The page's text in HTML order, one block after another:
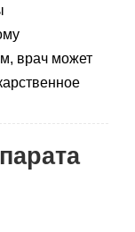
врач может